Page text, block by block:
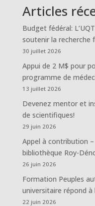
Articles
Budget fédéral:
soutenir la recherche
30 juillet 2026
Appui de 2 M$ pour
programme de
13 juillet 2026
Devenez mentor et
de scientifiques!
29 juin 2026
Appel à contribution
bibliothèque Roy-
26 juin 2026
Formation Peuples
universitaire répond à
22 juin 2026